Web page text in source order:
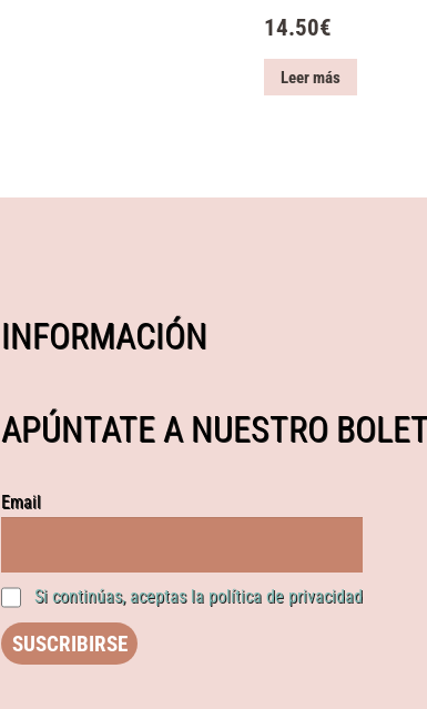
14.50€
Leer más
INFORMACIÓN
APÚNTATE A NUESTRO
Email
Si continúas, aceptas la política de privacidad